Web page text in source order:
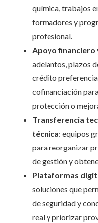
química, trabajos
formadores y
profesional.
Apoyo financiero
adelantos, plazos
crédito
cofinanciación
protección o
Transferencia
técnica: equipos
para reorganizar
de gestión y
Plataformas
soluciones que
de seguridad y
real y priorizar